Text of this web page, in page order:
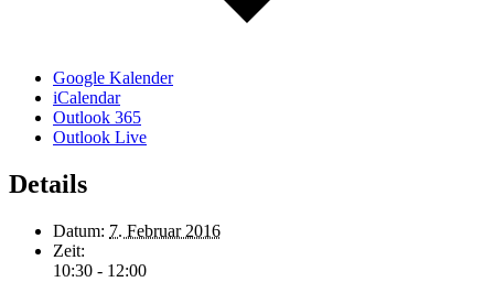
Google Kalender
iCalendar
Outlook 365
Outlook Live
Details
Datum: 7. Februar 2016
Zeit:
10:30 - 12:00